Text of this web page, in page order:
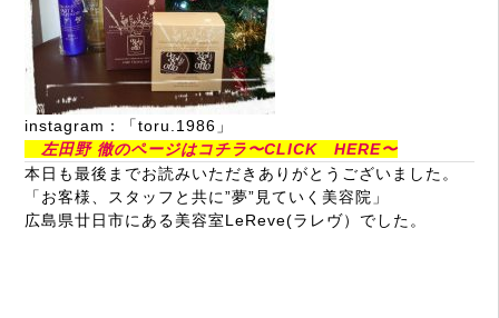
instagram：「toru.1986」
左田野 徹のページはコチラ〜CLICK HERE〜
本日も最後までお読みいただきありがとうございました。
「お客様、スタッフと共に”夢”見ていく美容院」
広島県廿日市にある美容室LeReve(ラレヴ）でした。